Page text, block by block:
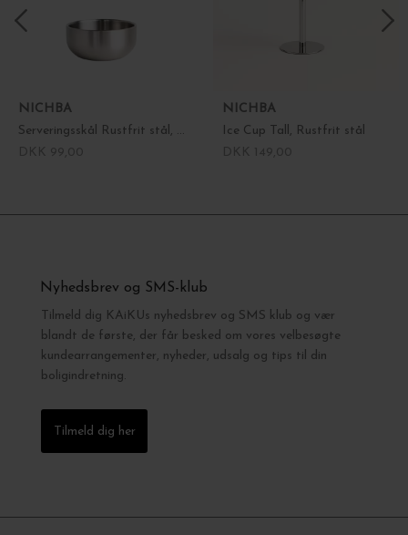
NICHBA
Serveringsskål Rustfrit stål, Ø:11*5
NICHBA
Ice Cup Tall, Rustfrit stål
Nyhedsbrev og SMS-klub
Tilmeld dig KAiKUs nyhedsbrev og SMS klub og vær
blandt de første, der får besked om vores velbesøgte
kundearrangementer, nyheder, udsalg og tips til din
boligindretning.
Tilmeld dig her